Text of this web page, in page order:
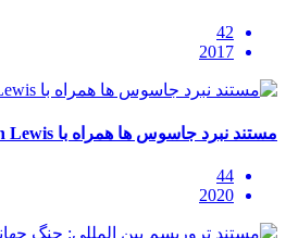
42
2017
مستند نبرد جاسوس ها همراه با Damian Lewis
44
2020